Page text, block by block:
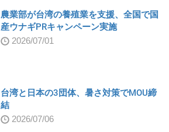
農業部が台湾の養殖業を支援、全国で国
産ウナギPRキャンペーン実施
2026/07/01
台湾と日本の3団体、暑さ対策でMOU締
結
2026/07/06